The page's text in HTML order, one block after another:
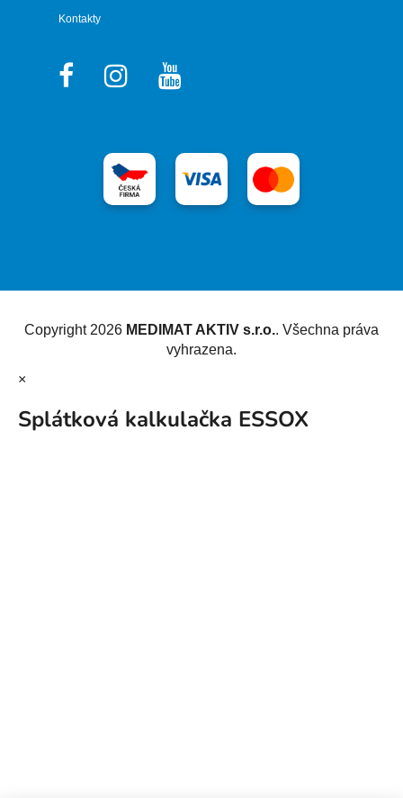
Kontakty
Copyright 2026 MEDIMAT AKTIV s.r.o.. Všechna práva
vyhrazena.
×
Splátková kalkulačka ESSOX